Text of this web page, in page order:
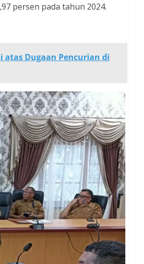
persen pada tahun 2024.
atas Dugaan Pencurian di